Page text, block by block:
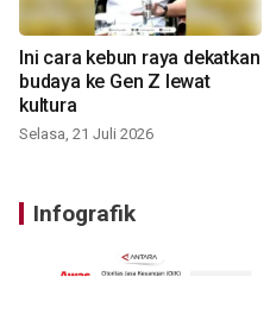
Ini cara kebun raya dekatkan
budaya ke Gen Z lewat
kultura
Selasa, 21 Juli 2026
Infografik